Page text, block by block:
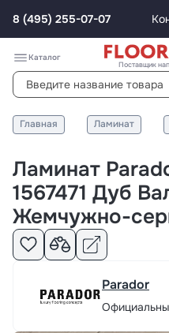
8 (495) 255-07-07
Каталог
Поставщик
Главная Ламинат
Ламинат
1567471 Дуб
Жемчужно-
Parador